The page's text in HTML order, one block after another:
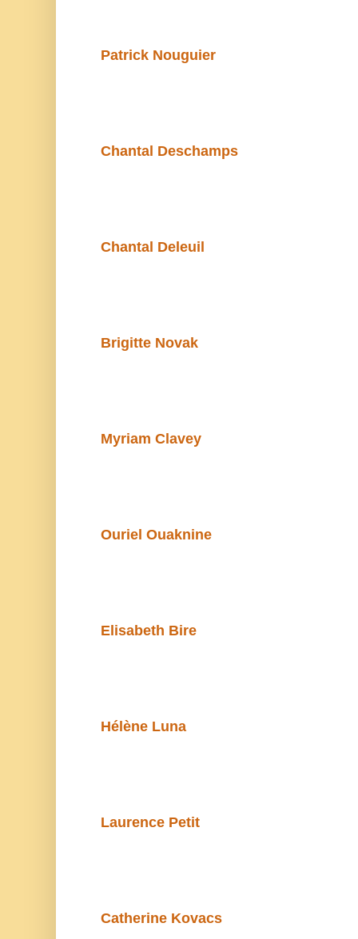
Patrick Nouguier
Chantal Deschamps
Chantal Deleuil
Brigitte Novak
Myriam Clavey
Ouriel Ouaknine
Elisabeth Bire
Hélène Luna
Laurence Petit
Catherine Kovacs